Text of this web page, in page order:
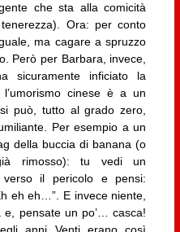
che sta alla comicità
Ora: per conto
ma cagare a spruzzo
Però per Barbara, invece,
sicuramente inficiato la
cinese è a un
può, tutto al grado zero,
Per esempio a un
della buccia di banana (o
rimosso): tu vedi un
verso il pericolo e pensi:
eh eh…”. E invece niente,
pensate un po’… casca!